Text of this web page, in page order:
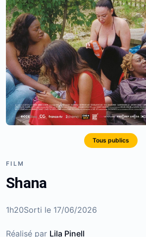
Tous publics
FILM
Shana
1h20Sorti le 17/06/2026
Réalisé par Lila Pinell